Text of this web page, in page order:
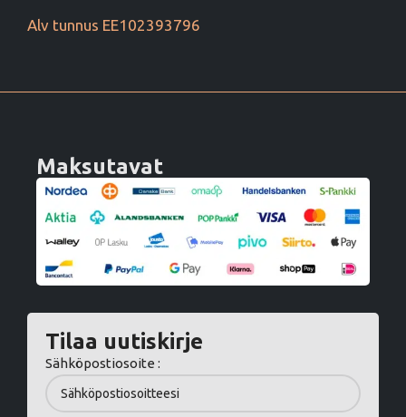
Alv tunnus EE102393796
Maksutavat
Tilaa uutiskirje
Sähköpostiosoite :